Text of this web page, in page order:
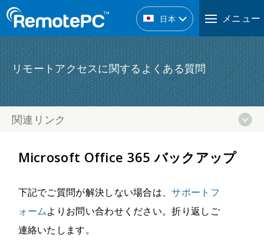
日本 メニュー
リモートアクセスに関するよくある質問
関連リンク
Microsoft Office 365 バックアップ
下記でご質問が解決しない場合は、サポートフ
ォームよりお問い合わせください。折り返しご
連絡いたします。